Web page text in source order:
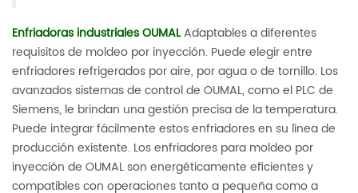
Enfriadoras industriales OUMALAdaptables a diferentes
requisitos de moldeo por inyección. Puede elegir entre
enfriadores refrigerados por aire, por agua o de tornillo. Los
avanzados sistemas de control de OUMAL, como el PLC de
Siemens, le brindan una gestión precisa de la temperatura.
Puede integrar fácilmente estos enfriadores en su línea de
producción existente. Los enfriadores para moldeo por
inyección de OUMAL son energéticamente eficientes y
compatibles con operaciones tanto a pequeña como a